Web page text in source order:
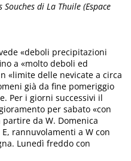
Souches di La Thuile (Espace
«deboli precipitazioni
a «molto deboli ed
«limite delle nevicate a circa
già da fine pomeriggio
Per i giorni successivi il
per sabato «con
da W. Domenica
rannuvolamenti a W con
Lunedì freddo con